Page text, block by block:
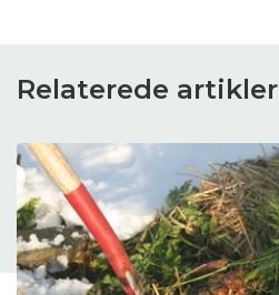
Relaterede artikler